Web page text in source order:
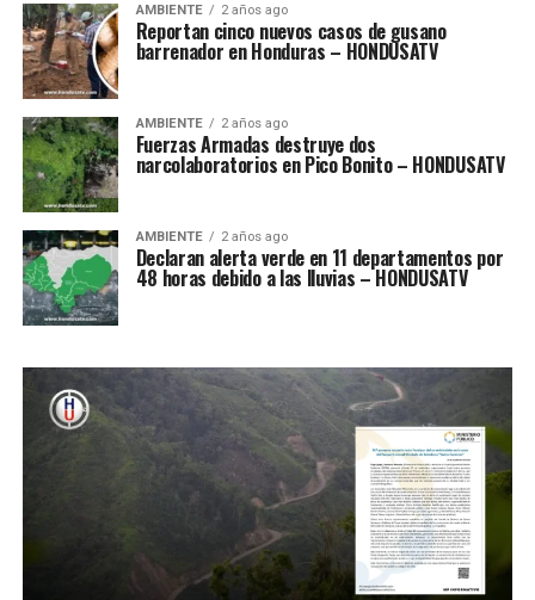
AMBIENTE 2 años ago
Reportan cinco nuevos casos de gusano
barrenador en Honduras – HONDUSATV
AMBIENTE 2 años ago
Fuerzas Armadas destruye dos
narcolaboratorios en Pico Bonito – HONDUSATV
AMBIENTE 2 años ago
Declaran alerta verde en 11 departamentos por
48 horas debido a las lluvias – HONDUSATV